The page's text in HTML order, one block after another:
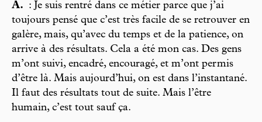
A.
: Je suis rentré dans ce métier parce que j’ai
toujours pensé que c’est très facile de se retrouver en
galère, mais, qu’avec du temps et de la patience, on
arrive à des résultats. Cela a été mon cas. Des gens
m’ont suivi, encadré, encouragé, et m’ont permis
d’être là. Mais aujourd’hui, on est dans l’instantané.
Il faut des résultats tout de suite. Mais l’être
humain, c’est tout sauf ça.